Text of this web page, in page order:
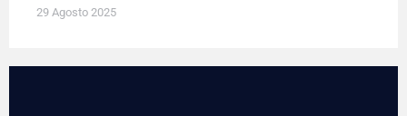
29 Agosto 2025